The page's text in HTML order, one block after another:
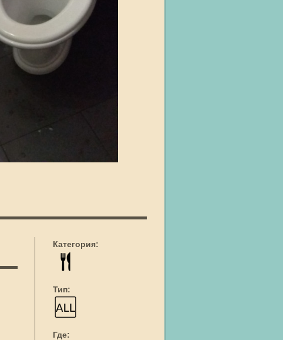
Категория:
Тип:
Где: